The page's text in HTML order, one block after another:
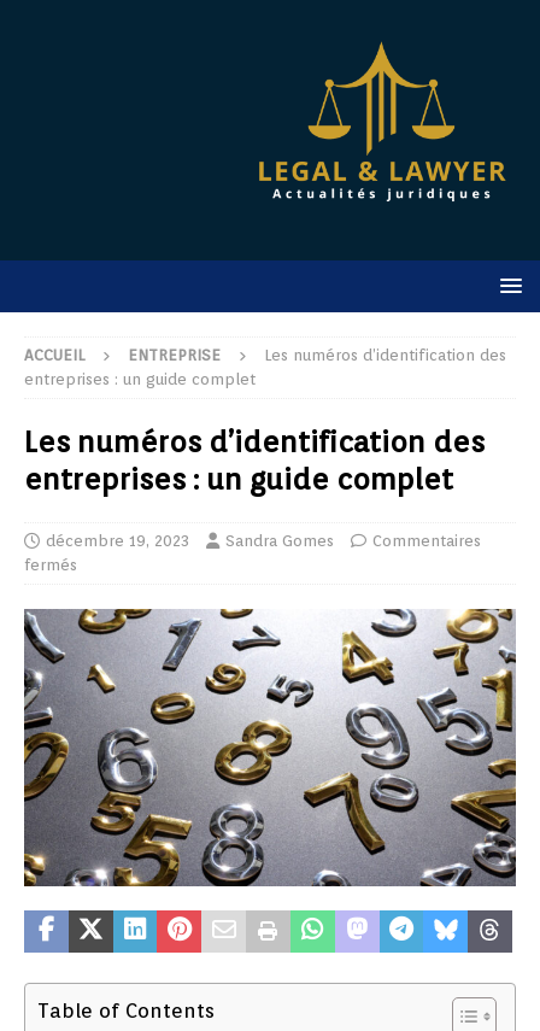
ACCUEIL ENTREPRISE
Les numéros d’identification des
entreprises : un guide complet
Les numéros d’identification des
entreprises : un guide complet
décembre 19, 2023 Sandra Gomes
Commentaires
fermés
Table of Contents